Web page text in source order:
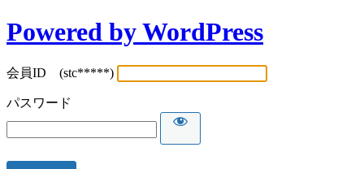
Powered by WordPress
会員ID (stc*****)
パスワード